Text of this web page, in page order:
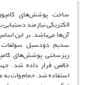
ساخت پوشش‌های
الکتریکی نیازمند
آن‌ها ‌می‌باشد. بر این
ریزسختی پوشش‌های
خالص قرار داده شد.
استفاده شد. حمام وات به